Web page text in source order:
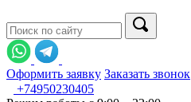
Оформить заявку Заказать звонок
+74950230405